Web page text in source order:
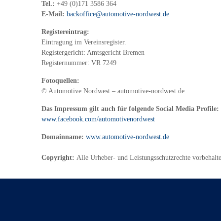
Tel.: +49 (0)171 3586 364
E-Mail: backoffice@automotive-nordwest.de
Registereintrag:
Eintragung im Vereinsregister.
Registergericht: Amtsgericht Bremen
Registernummer: VR 7249
Fotoquellen:
© Automotive Nordwest – automotive-nordwest.de
Das Impressum gilt auch für folgende Social Media Profile:
www.facebook.com/automotivenordwest
Domainname: www.automotive-nordwest.de
Copyright: Alle Urheber- und Leistungsschutzrechte